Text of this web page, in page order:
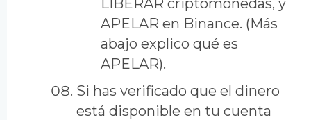
LIBERAR criptomonedas, y
APELAR en Binance. (Más
abajo explico qué es
APELAR).
Si has verificado que el dinero
está disponible en tu cuenta